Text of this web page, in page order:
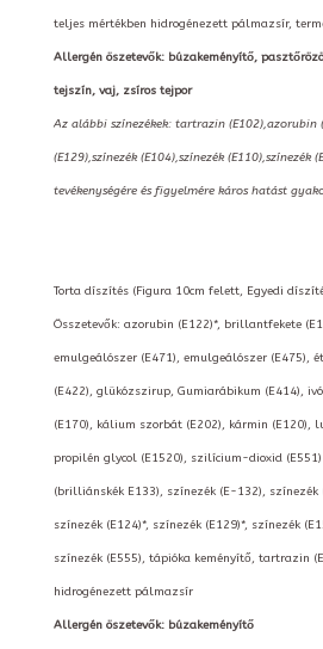
teljes mértékben hidrogénezett pálmazsír,
Allergén öszetevők: búzakeményítő,
tejszín, vaj, zsíros tejpor
Az alábbi színezékek: tartrazin (E102),azorubin
(E129),színezék (E104),színezék (E110),színezék
tevékenységére és figyelmére káros hatást
Torta díszítés (Figura 10cm felett, Egyedi
Összetevők: azorubin (E122)*, brillantfekete
emulgeálószer (E471), emulgeálószer (E475),
(E422), glükózszirup, Gumiarábikum (E414),
(E170), kálium szorbát (E202), kármin (E120),
propilén glycol (E1520), szilícium-dioxid (E551)
(brilliánskék E133), színezék (E-132), színezék
színezék (E124)*, színezék (E129)*, színezék
színezék (E555), tápióka keményítő, tartrazin
hidrogénezett pálmazsír
Allergén öszetevők: búzakeményítő